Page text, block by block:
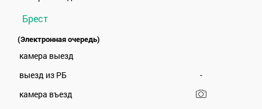
Брест
(Электронная очередь)
камера выезд
выезд из РБ
-
камера въезд